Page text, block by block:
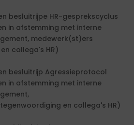
besluitrijpe HR-gesprekscyclus
in afstemming met interne
medewerk(st)ers
collega's HR)
besluitrijp Agressieprotocol
in afstemming met interne
en collega's HR)